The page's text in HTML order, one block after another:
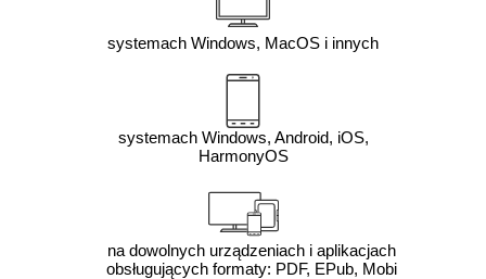
systemach Windows, MacOS i innych
systemach Windows, Android, iOS,
HarmonyOS
na dowolnych urządzeniach i aplikacjach
obsługujących formaty: PDF, EPub, Mobi